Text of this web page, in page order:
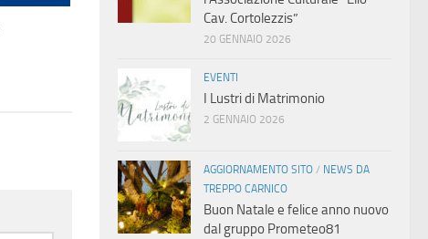
Cav. Cortolezzis”
20 GENNAIO 2026
EVENTI
I Lustri di Matrimonio
2 GENNAIO 2026
AGGIORNAMENTO SITO / NEWS DA
TREPPO CARNICO
Buon Natale e felice anno nuovo
dal gruppo Prometeo81